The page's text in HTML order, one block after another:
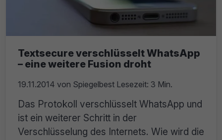
Textsecure verschlüsselt WhatsApp
– eine weitere Fusion droht
19.11.2014 von Spiegelbest Lesezeit: 3 Min.
Das Protokoll verschlüsselt WhatsApp und
ist ein weiterer Schritt in der
Verschlüsselung des Internets. Wie wird die